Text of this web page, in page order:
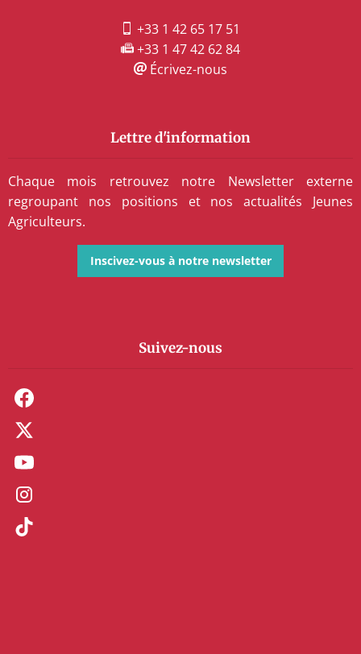
+33 1 42 65 17 51
+33 1 47 42 62 84
Écrivez-nous
Lettre d'information
Chaque mois retrouvez notre Newsletter externe
regroupant nos positions et nos actualités Jeunes
Agriculteurs.
Inscivez-vous à notre newsletter
Suivez-nous